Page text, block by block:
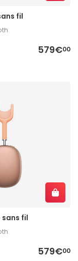
fil
579€00
sans fil
579€00